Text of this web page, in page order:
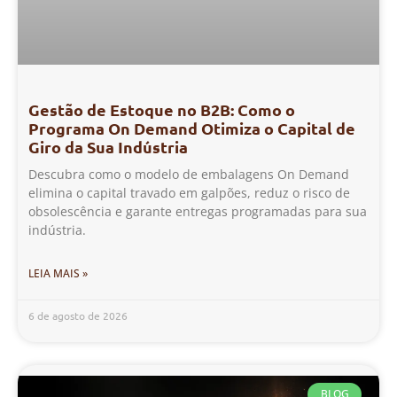
Gestão de Estoque no B2B: Como o
Programa On Demand Otimiza o Capital de
Giro da Sua Indústria
Descubra como o modelo de embalagens On Demand
elimina o capital travado em galpões, reduz o risco de
obsolescência e garante entregas programadas para sua
indústria.
LEIA MAIS »
6 de agosto de 2026